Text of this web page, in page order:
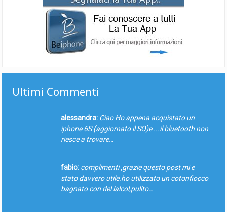
Ultimi Commenti
alessandra: Ciao Ho appena acquistato un
iphone 6S (aggiornato il SO)e ...il bluetooth non
riesce a trovare…
fabio: complimenti ,grazie questo post mi e
stato davvero utile.ho utilizzato un cotonfiocco
bagnato con del lalcol,pulito…